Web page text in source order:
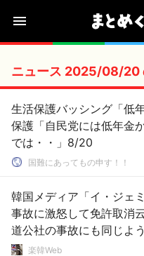
ニュース 2025/08/20
生活保護バッシング「低
保護「自民党には低年金
では・・」8/20
国難にあってもの申す！！
韓国メディア「イ・ジェ
事故に激怒して免許取消
道公社の事故にも同じよ
だ」……どうせ「それはそ
楽韓Web